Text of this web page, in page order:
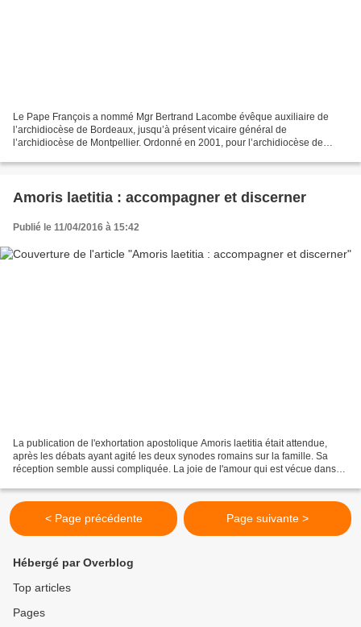
Le Pape François a nommé Mgr Bertrand Lacombe évêque auxiliaire de
l’archidiocèse de Bordeaux, jusqu’à présent vicaire général de
l’archidiocèse de Montpellier. Ordonné en 2001, pour l’archidiocèse de
Amoris laetitia : accompagner et discerner
Publié le 11/04/2016 à 15:42
La publication de l'exhortation apostolique Amoris laetitia était attendue,
après les débats ayant agité les deux synodes romains sur la famille. Sa
réception semble aussi compliquée. La joie de l'amour qui est vécue dans
< Page précédente Page suivante >
Hébergé par Overblog
Top articles
Pages